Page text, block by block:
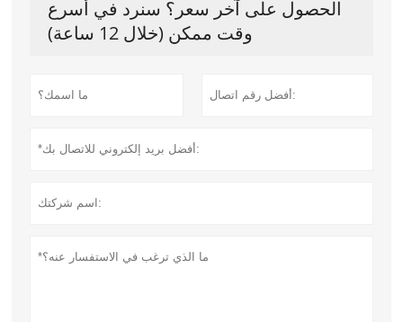
الحصول على آخر سعر؟ سنرد في أسرع
وقت ممكن (خلال 12 ساعة)